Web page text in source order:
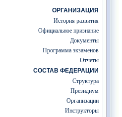
ОРГАНИЗАЦИЯ
История развития
Официальное признание
Документы
Программа экзаменов
Отчеты
СОСТАВ ФЕДЕРАЦИИ
Структура
Президиум
Организации
Инструкторы